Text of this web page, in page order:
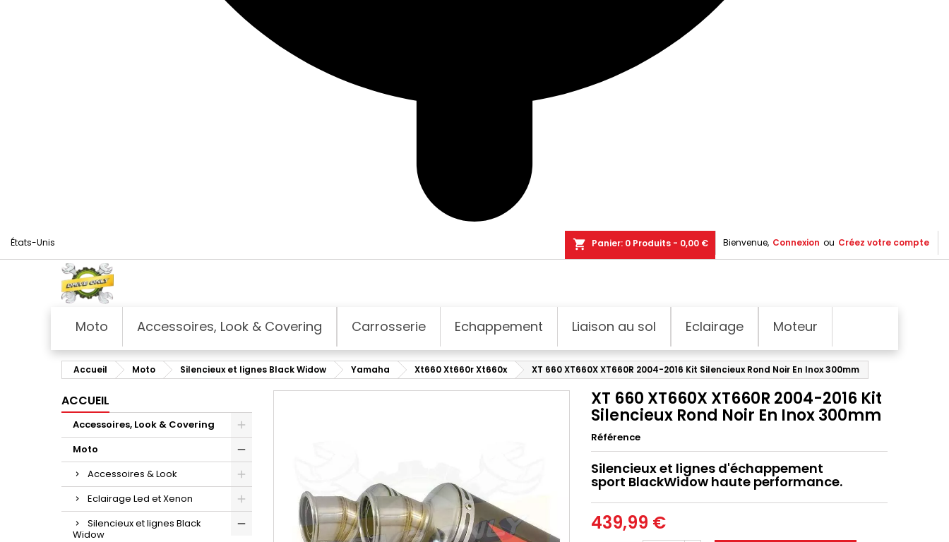
États-Unis Bienvenue, Connexion ou Créez votre compte
shopping_cart Panier: 0 Produits - 0,00 €
Moto Accessoires, Look & Covering Carrosserie Echappement Liaison au sol Eclairage Moteur
Accueil Moto Silencieux et lignes Black Widow Yamaha Xt660 Xt660r Xt660x XT 660 XT660X XT660R 2004-2016 Kit Silencieux Rond Noir En Inox 300mm
ACCUEIL
Accessoires, Look & Covering
Moto
Accessoires & Look
Eclairage Led et Xenon
Silencieux et lignes Black
Widow
XT 660 XT660X XT660R 2004-2016 Kit
Silencieux Rond Noir En Inox 300mm
Référence
Silencieux et lignes d'échappement
sport BlackWidow haute performance.
439,99 €